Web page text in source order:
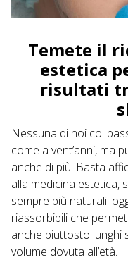
Temete il
estetica
risultati
Nessuna di noi col
come a vent’anni, ma
anche di più. Basta
alla medicina estetica,
sempre più naturali.
riassorbibili che
anche piuttosto lunghi
volume dovuta all’età.